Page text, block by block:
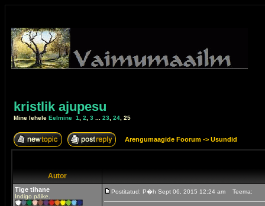
kristlik ajupesu
Mine lehele Eelmine 1 2 3 23 24 25
Arengumaagide Foorum -> Usundid
Autor
Tige tihane
Indigo päike.
Postitatud: P�h Sept 06, 2015 12:24 am Teema: